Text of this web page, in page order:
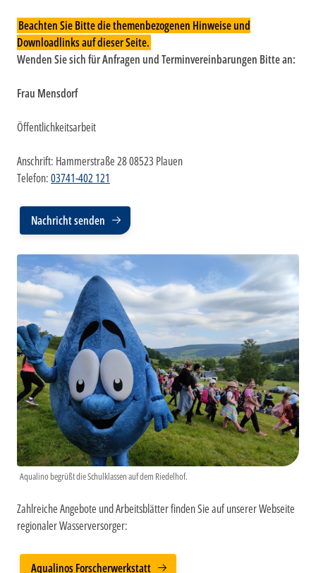
Beachten Sie Bitte die themenbezogenen Hinweise und
Downloadlinks auf dieser Seite.
Wenden Sie sich für Anfragen und Terminvereinbarungen Bitte an:
Frau Mensdorf
Öffentlichkeitsarbeit
Anschrift: Hammerstraße 28 08523 Plauen
Telefon:03741-402 121
Nachricht senden
Aqualino begrüßt die Schulklassen auf dem Riedelhof.
Zahlreiche Angebote und Arbeitsblätter finden Sie auf unserer Webseite
regionaler Wasserversorger:
Aqualinos Forscherwerkstatt